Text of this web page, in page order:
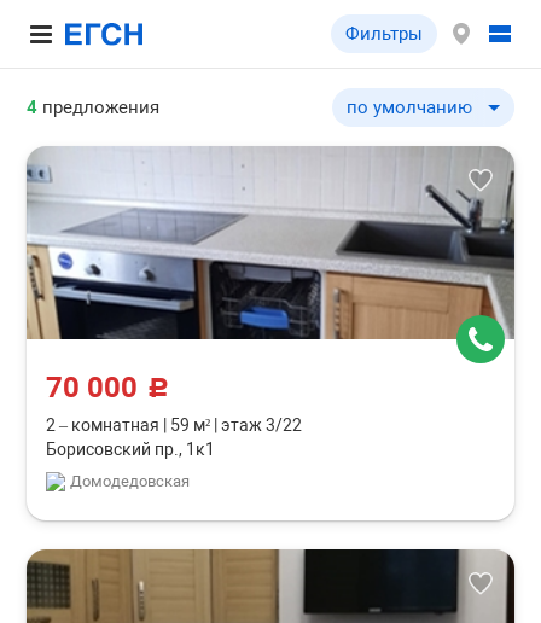
Фильтры
4 предложения по умолчанию
по умолчанию
по цене ↑
по комнатности ↓
по комнатности ↑
по общей площади ↓
по общей площади ↑
70 000 c
2 – комнатная 59 м² этаж 3/22
Борисовский пр., 1к1
Домодедовская